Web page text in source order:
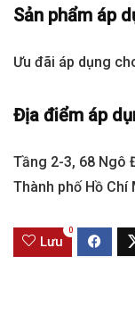
Sản phẩm áp
Ưu đãi áp dụng
Địa điểm áp
Tầng 2-3, 68 Ngô
Thành phố Hồ Chí
Lưu
0